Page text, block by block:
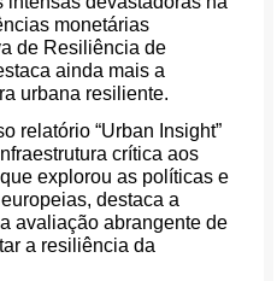
monetárias
de Resiliência de
ainda mais a
urbana resiliente.
relatório “Urban Insight”
crítica aos
explorou as políticas e
destaca a
avaliação abrangente de
a resiliência da